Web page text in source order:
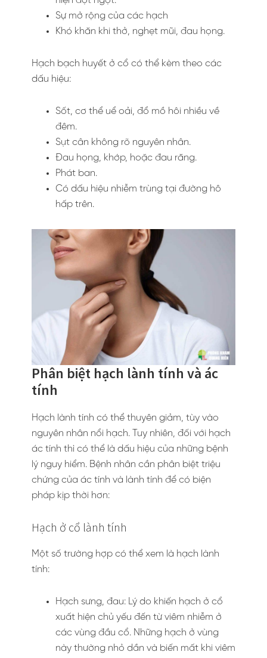
Sự mở rộng của các hạch
Khó khăn khi thở, nghẹt mũi, đau họng.
Hạch bạch huyết ở cổ có thể kèm theo các
dấu hiệu:
Sốt, cơ thể uể oải, đổ mồ hôi nhiều về
đêm.
Sụt cân không rõ nguyên nhân.
Đau họng, khớp, hoặc đau răng.
Phát ban.
Có dấu hiệu nhiễm trùng tại đường hô
hấp trên.
Phân biệt hạch lành tính và ác
tính
Hạch lành tính có thể thuyên giảm, tùy vào
nguyên nhân nổi hạch. Tuy nhiên, đối với hạch
ác tính thì có thể là dấu hiệu của những bệnh
lý nguy hiểm. Bệnh nhân cần phân biệt triệu
chứng của ác tính và lành tính để có biện
pháp kịp thời hơn:
Hạch ở cổ lành tính
Một số trường hợp có thể xem là hạch lành
tính:
Hạch sưng, đau: Lý do khiến hạch ở cổ
xuất hiện chủ yếu đến từ viêm nhiễm ở
các vùng đầu cổ. Những hạch ở vùng
này thường nhỏ dần và biến mất khi viêm